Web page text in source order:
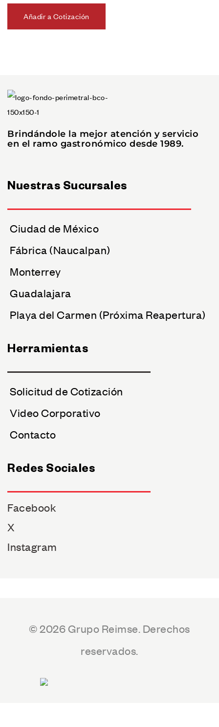
Añadir a Cotización
Brindándole la mejor atención y servicio
en el ramo gastronómico desde 1989.
Nuestras Sucursales
Ciudad de México
Fábrica (Naucalpan)
Monterrey
Guadalajara
Playa del Carmen (Próxima Reapertura)
Herramientas
Solicitud de Cotización
Video Corporativo
Contacto
Redes Sociales
Facebook
X
Instagram
© 2026 Grupo Reimse. Derechos
reservados.